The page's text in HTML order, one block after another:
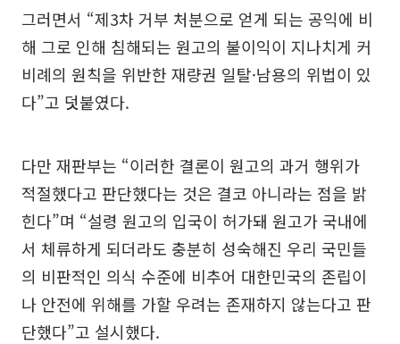
그러면서 “제3차 거부 처분으로 얻게 되는 공익에 비
해 그로 인해 침해되는 원고의 불이익이 지나치게 커
비례의 원칙을 위반한 재량권 일탈·남용의 위법이 있
다”고 덧붙였다.
다만 재판부는 “이러한 결론이 원고의 과거 행위가
적절했다고 판단했다는 것은 결코 아니라는 점을 밝
힌다”며 “설령 원고의 입국이 허가돼 원고가 국내에
서 체류하게 되더라도 충분히 성숙해진 우리 국민들
의 비판적인 의식 수준에 비추어 대한민국의 존립이
나 안전에 위해를 가할 우려는 존재하지 않는다고 판
단했다”고 설시했다.